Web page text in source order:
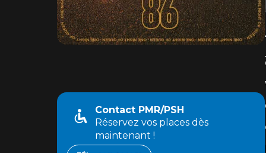
Contact PMR/PSH
Réservez vos places dès
maintenant !